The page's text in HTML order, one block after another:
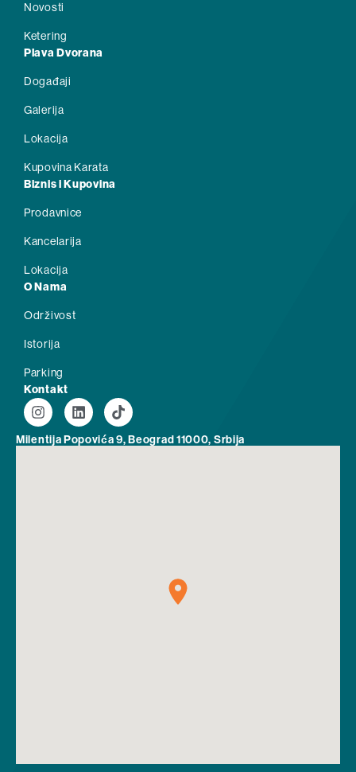
Novosti
Ketering
Plava Dvorana
Događaji
Galerija
Lokacija
Kupovina Karata
Biznis i Kupovina
Prodavnice
Kancelarija
Lokacija
O Nama
Održivost
Istorija
Parking
Kontakt
Milentija Popovića 9, Beograd 11000, Srbija